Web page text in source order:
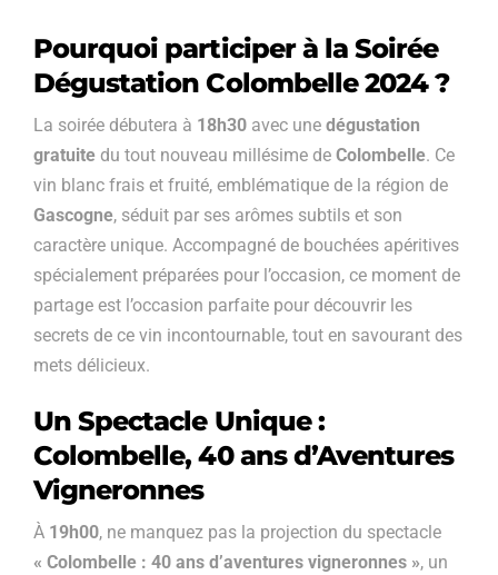
Pourquoi participer à la Soirée
Dégustation Colombelle 2024 ?
La soirée débutera à 18h30 avec une dégustation
gratuite du tout nouveau millésime de Colombelle. Ce
vin blanc frais et fruité, emblématique de la région de
Gascogne, séduit par ses arômes subtils et son
caractère unique. Accompagné de bouchées apéritives
spécialement préparées pour l’occasion, ce moment de
partage est l’occasion parfaite pour découvrir les
secrets de ce vin incontournable, tout en savourant des
mets délicieux.
Un Spectacle Unique :
Colombelle, 40 ans d’Aventures
Vigneronnes
À 19h00, ne manquez pas la projection du spectacle
« Colombelle : 40 ans d’aventures vigneronnes », un